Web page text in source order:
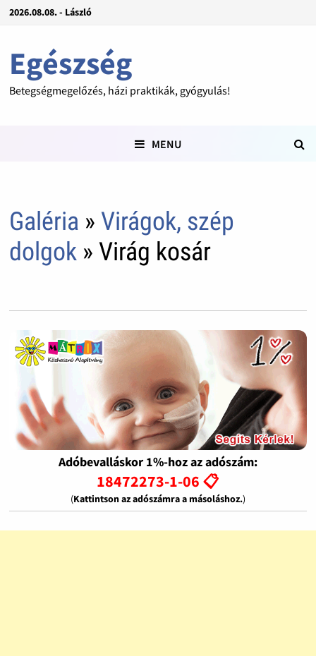
2026.08.08. - László
Egészség
Betegségmegelőzés, házi praktikák, gyógyulás!
MENU
Galéria » Virágok, szép
dolgok» Virág kosár
Adóbevalláskor 1%-hoz az adószám:
18472273-1-06 📋
(Kattintson az adószámra a másoláshoz.)